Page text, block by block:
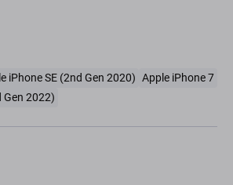
iPhone SE (2nd Gen 2020) Apple iPhone 7
Gen 2022)